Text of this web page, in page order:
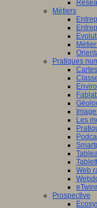
Métiers
Pratiques
Les
Web
Prospective